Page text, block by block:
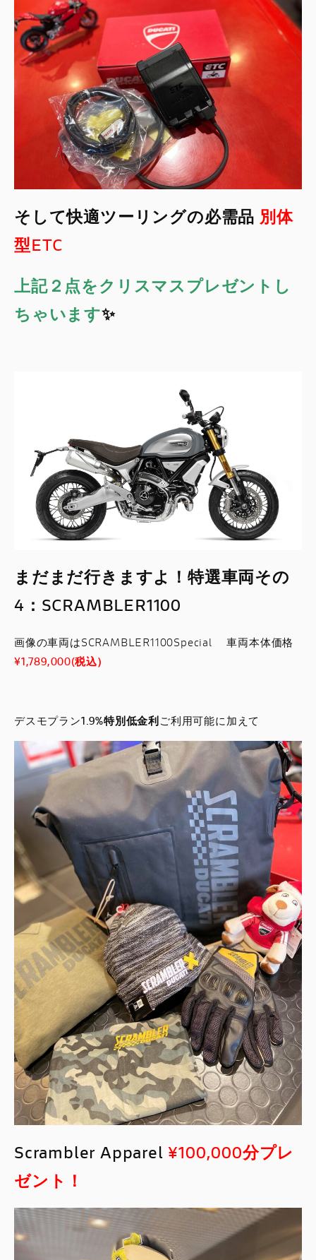
そして快適ツーリングの必需品 別体
型ETC
上記２点をクリスマスプレゼントし
ちゃいます✨
まだまだ行きますよ！特選車両その
4：SCRAMBLER1100
画像の車両はSCRAMBLER1100Special 車両本体価格
¥1,789,000(税込）
デスモプラン1.9%特別低金利ご利用可能に加えて
Scrambler Apparel¥100,000分プレ
ゼント！